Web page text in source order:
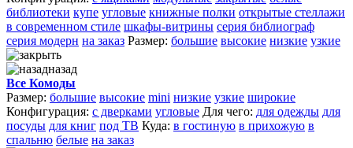
библиотеки купе угловые книжные полки открытые стеллажи
в современном стиле шкафы-витрины серия библиограф
серия модерн на заказ Размер: большие высокие низкие узкие
назад
Все Комоды
Размер: большие высокие mini низкие узкие широкие
Конфигурация: с дверками угловые Для чего: для одежды для
посуды для книг под ТВ Куда: в гостиную в прихожую в
спальню белые на заказ